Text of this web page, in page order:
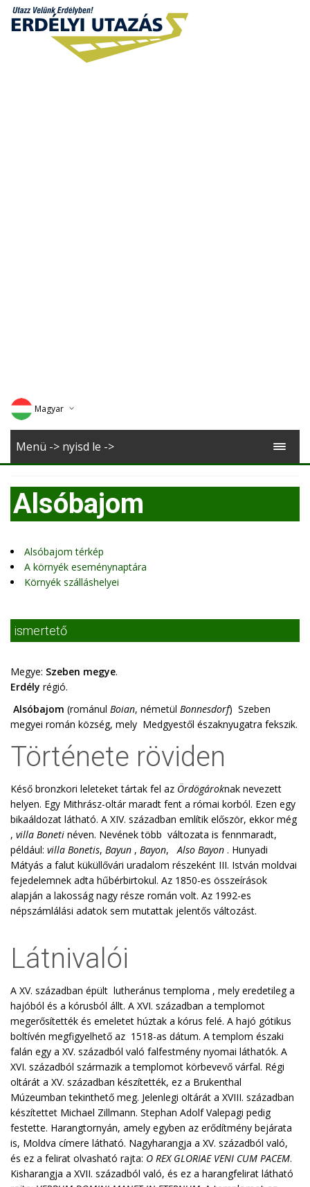
Magyar
Deutsch
Romana
Menü -> nyisd le ->
Alsóbajom
Alsóbajom térkép
A környék eseménynaptára
Környék szálláshelyei
ismertető
Megye: Szeben megye.
Erdély régió.
Alsóbajom (románul Boian, németül Bonnesdorf) Szeben
megyei román község, mely Medgyestől északnyugatra fekszik.
Története röviden
Késő bronzkori leleteket tártak fel az Ördögároknak nevezett
helyen. Egy Mithrász-oltár maradt fent a római korból. Ezen egy
bikaáldozat látható. A XIV. században említik először, ekkor még
, villa Boneti néven. Nevének több változata is fennmaradt,
például: villa Bonetis, Bayun , Bayon,Also Bayon . Hunyadi
Mátyás a falut küküllővári uradalom részeként III. István moldvai
fejedelemnek adta hűbérbirtokul. Az 1850-es összeírások
alapján a lakosság nagy része román volt. Az 1992-es
népszámlálási adatok sem mutattak jelentős változást.
Látnivalói
A XV. században épült lutheránus temploma , mely eredetileg a
hajóból és a kórusból állt. A XVI. században a templomot
megerősítették és emeletet húztak a kórus felé. A hajó gótikus
boltívén megfigyelhető az 1518-as dátum. A templom északi
falán egy a XV. századból való falfestmény nyomai láthatók. A
XVI. századból származik a templomot körbevevő várfal. Régi
oltárát a XV. században készítették, ez a Brukenthal
Múzeumban tekinthető meg. Jelenlegi oltárát a XVIII. században
készítettet Michael Zillmann. Stephan Adolf Valepagi pedig
festette. Harangtornyán, amely egyben az erődítmény bejárata
is, Moldva címere látható. Nagyharangja a XV. századból való,
és ez a felirat olvasható rajta: O REX GLORIAE VENI CUM PACEM.
Kisharangja a XVII. századból való, és ez a harangfelirat látható